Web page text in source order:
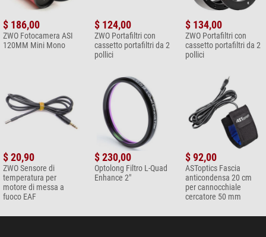
$ 186,00
ZWO Fotocamera ASI
120MM Mini Mono
$ 124,00
ZWO Portafiltri con
cassetto portafiltri da 2
pollici
$ 134,00
ZWO Portafiltri con
cassetto portafiltri da 2
pollici
$ 20,90
ZWO Sensore di
temperatura per
motore di messa a
fuoco EAF
$ 230,00
Optolong Filtro L-Quad
Enhance 2"
$ 92,00
ASToptics Fascia
anticondensa 20 cm
per cannocchiale
cercatore 50 mm